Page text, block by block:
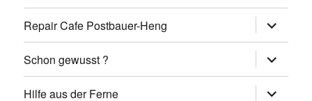
Repair Cafe Postbauer-Heng
öffnen
Schon gewusst ?
öffnen
Hilfe aus der Ferne